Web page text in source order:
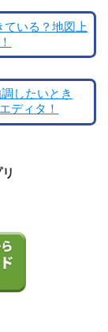
ている？地図上
したいとき
ディタ！